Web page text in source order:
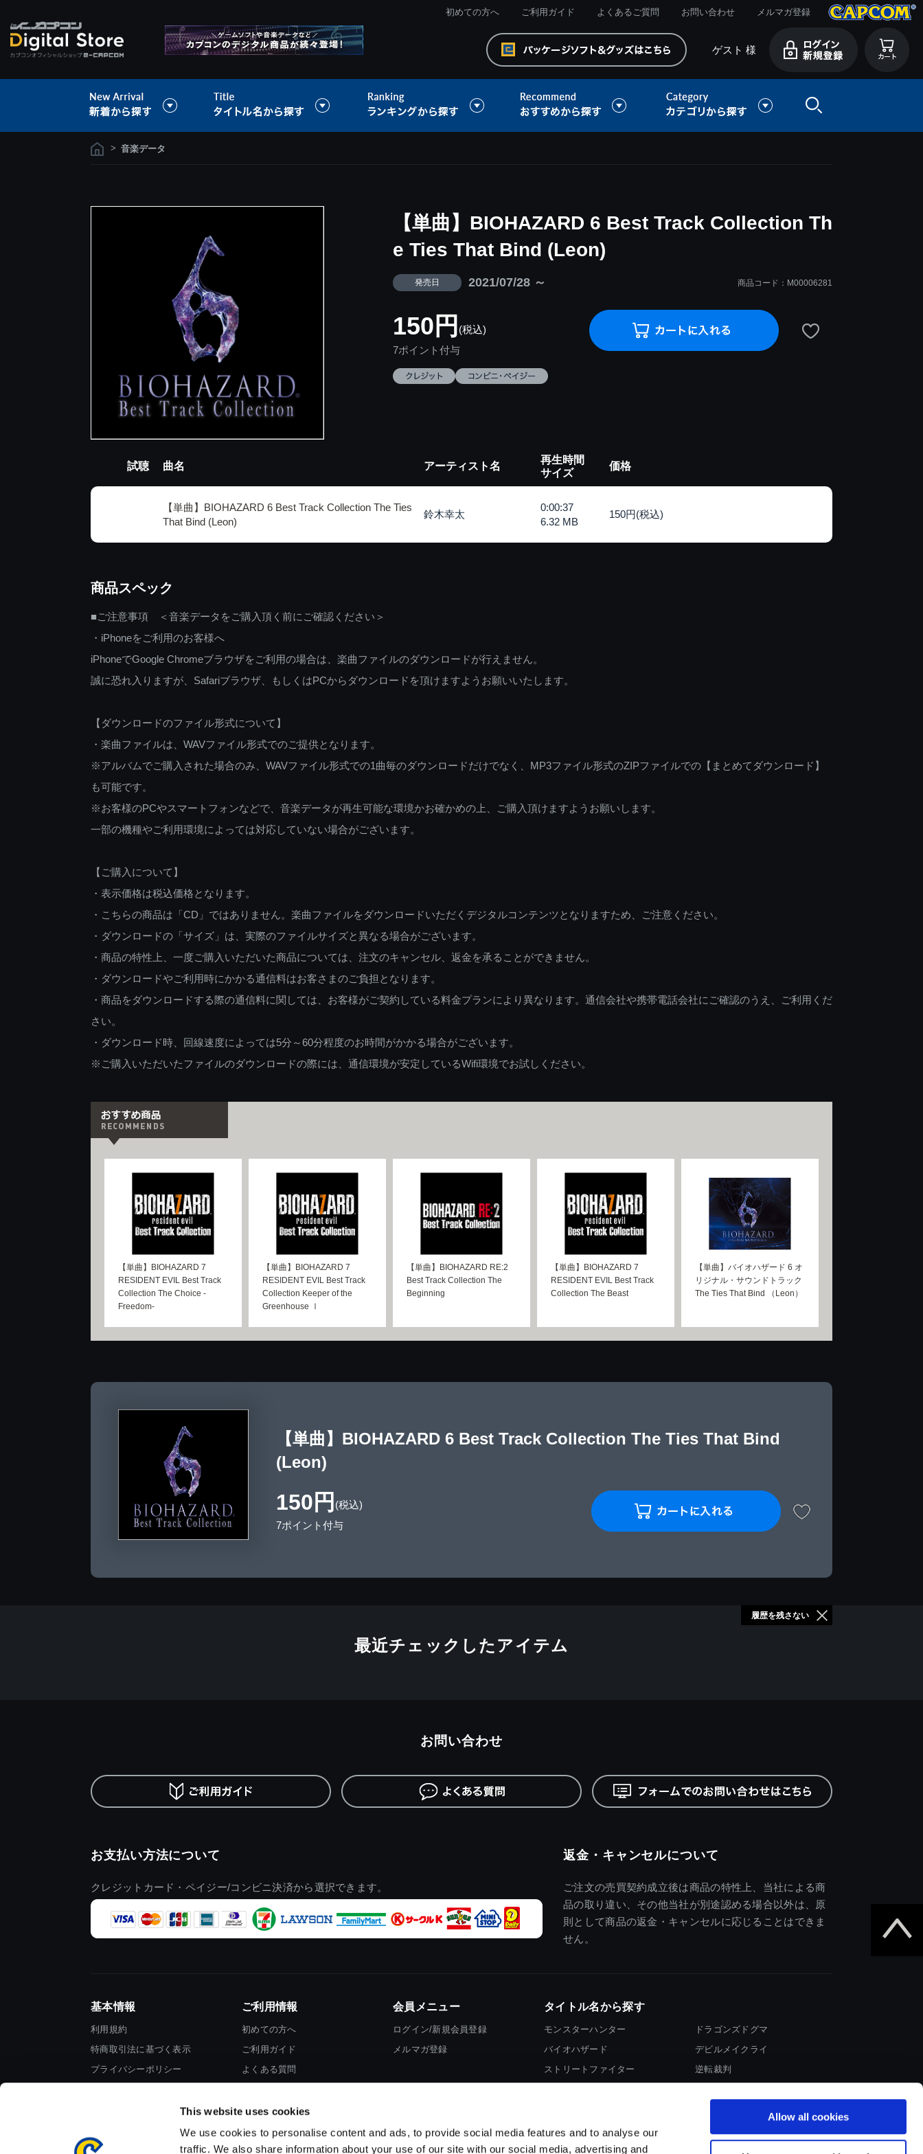
This website uses cookies
We use cookies to personalise content and ads, to provide social media features and to analyse our
traffic. We also share information about your use of our site with our social media, advertising and
Allow all cookies
初めての方へ ご利用ガイド よくあるご質問 お問い合わせ メルマガ登録
ゲスト 様
> 音楽データ
【単曲】BIOHAZARD 6 Best Track Collection Th
e Ties That Bind (Leon)
発売日 2021/07/28 ～ 商品コード：M00006281
150円 (税込)
7ポイント付与
試聴 曲名 アーティスト名
再生時間
サイズ
価格
【単曲】BIOHAZARD 6 Best Track Collection The Ties
That Bind (Leon)
鈴木幸太
0:00:37
6.32 MB
150円(税込)
商品スペック
■ご注意事項 ＜音楽データをご購入頂く前にご確認ください＞
・iPhoneをご利用のお客様へ
iPhoneでGoogle Chromeブラウザをご利用の場合は、楽曲ファイルのダウンロードが行えません。
誠に恐れ入りますが、Safariブラウザ、もしくはPCからダウンロードを頂けますようお願いいたします。
【ダウンロードのファイル形式について】
・楽曲ファイルは、WAVファイル形式でのご提供となります。
※アルバムでご購入された場合のみ、WAVファイル形式での1曲毎のダウンロードだけでなく、MP3ファイル形式のZIPファイルでの【まとめてダウンロード】
も可能です。
※お客様のPCやスマートフォンなどで、音楽データが再生可能な環境かお確かめの上、ご購入頂けますようお願いします。
一部の機種やご利用環境によっては対応していない場合がございます。
【ご購入について】
・表示価格は税込価格となります。
・こちらの商品は「CD」ではありません。楽曲ファイルをダウンロードいただくデジタルコンテンツとなりますため、ご注意ください。
・ダウンロードの「サイズ」は、実際のファイルサイズと異なる場合がございます。
・商品の特性上、一度ご購入いただいた商品については、注文のキャンセル、返金を承ることができません。
・ダウンロードやご利用時にかかる通信料はお客さまのご負担となります。
・商品をダウンロードする際の通信料に関しては、お客様がご契約している料金プランにより異なります。通信会社や携帯電話会社にご確認のうえ、ご利用くだ
さい。
・ダウンロード時、回線速度によっては5分～60分程度のお時間がかかる場合がございます。
※ご購入いただいたファイルのダウンロードの際には、通信環境が安定しているWifi環境でお試しください。
【単曲】BIOHAZARD 7
RESIDENT EVIL Best Track
Collection The Choice -
Freedom-
【単曲】BIOHAZARD 7
RESIDENT EVIL Best Track
Collection Keeper of the
Greenhouse Ⅰ
【単曲】BIOHAZARD RE:2
Best Track Collection The
Beginning
【単曲】BIOHAZARD 7
RESIDENT EVIL Best Track
Collection The Beast
【単曲】バイオハザード 6 オ
リジナル・サウンドトラック
The Ties That Bind （Leon）
【単曲】BIOHAZARD 6 Best Track Collection The Ties That Bind
(Leon)
150円 (税込)
7ポイント付与
最近チェックしたアイテム
履歴を残さない
お支払い方法について
クレジットカード・ペイジー/コンビニ決済から選択できます。
返金・キャンセルについて
ご注文の売買契約成立後は商品の特性上、当社による商
品の取り違い、その他当社が別途認める場合以外は、原
則として商品の返金・キャンセルに応じることはできま
せん。
お問い合わせ
基本情報
利用規約
特商取引法に基づく表示
プライバシーポリシー
ご利用情報
初めての方へ
ご利用ガイド
よくある質問
会員メニュー
ログイン/新規会員登録
メルマガ登録
タイトル名から探す
モンスターハンター
バイオハザード
ストリートファイター
ドラゴンズドグマ
デビルメイクライ
逆転裁判